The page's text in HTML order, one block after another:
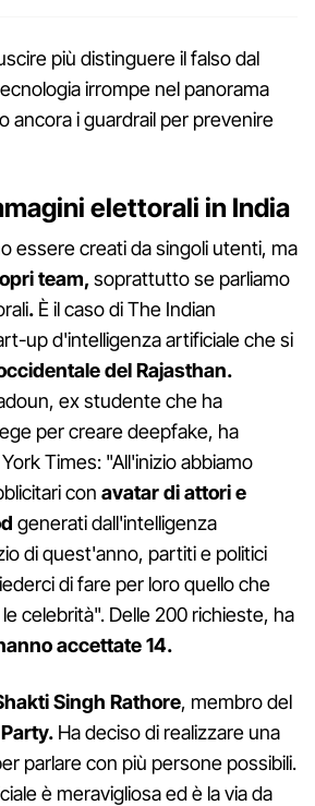
più distinguere il falso dal
irrompe nel panorama
ancora i guardrail per prevenire
elettorali in India
essere creati da singoli utenti, ma
team, soprattutto se parliamo
. È il caso di The Indian
up d'intelligenza artificiale che si
del Rajasthan.
ex studente che ha
per creare deepfake, ha
Times: "All'inizio abbiamo
con avatar di attori e
generati dall'intelligenza
di quest'anno, partiti e politici
di fare per loro quello che
celebrità". Delle 200 richieste, ha
accettate 14.
Singh Rathore, membro del
Ha deciso di realizzare una
parlare con più persone possibili.
è meravigliosa ed è la via da